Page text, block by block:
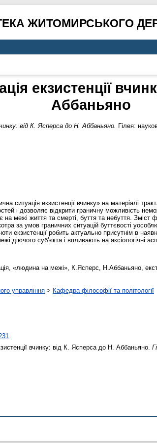
ЖИТОМИРСЬКОГО
екзистенції
Аббаньяно
від К. Ясперса до Н. Аббаньяно. Гілея:
ситуація екзистенції вчинку» на матеріалі
і дозволяє відкрити граничну можливість
межі життя та смерті, буття та небуття. Зміст
за умов граничних ситуацій буттєвості
екзистенції робить актуально присутнім в
суб’єкта і впливають на аксіологічні
«людина на межі», К.Ясперс, Н.Аббаньяно,
управління > Кафедра філософії та політології
вчинку: від К. Ясперса до Н. Аббаньяно.